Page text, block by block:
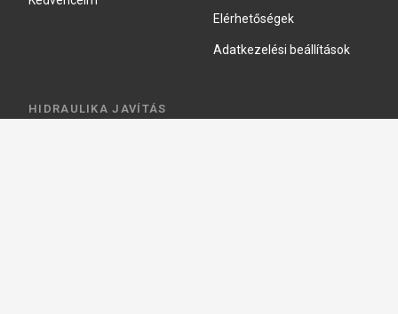
Elérhetőségek
Adatkezelési beállítások
HIDRAULIKA JAVÍTÁS